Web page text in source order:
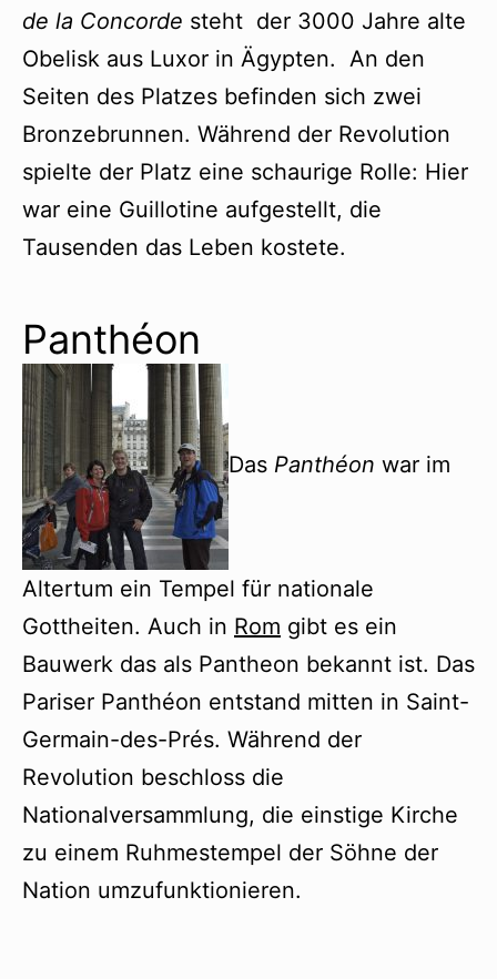
de la Concorde steht der 3000 Jahre alte
Obelisk aus Luxor in Ägypten. An den
Seiten des Platzes befinden sich zwei
Bronzebrunnen. Während der Revolution
spielte der Platz eine schaurige Rolle: Hier
war eine Guillotine aufgestellt, die
Tausenden das Leben kostete.
Panthéon
Das Panthéon war im
Altertum ein Tempel für nationale
Gottheiten. Auch in Rom gibt es ein
Bauwerk das als Pantheon bekannt ist. Das
Pariser Panthéon entstand mitten in Saint-
Germain-des-Prés. Während der
Revolution beschloss die
Nationalversammlung, die einstige Kirche
zu einem Ruhmestempel der Söhne der
Nation umzufunktionieren.